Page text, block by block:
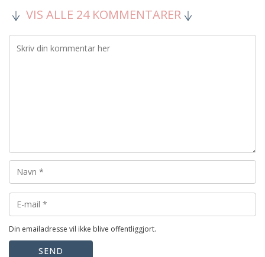
VIS ALLE 24 KOMMENTARER
Din emailadresse vil ikke blive offentliggjort.
SEND